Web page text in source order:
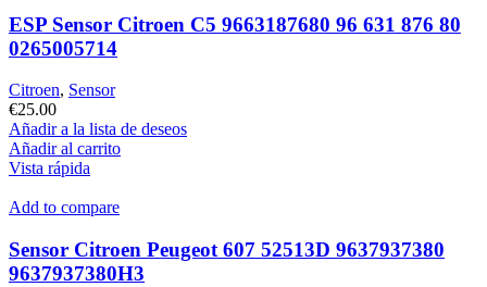
ESP Sensor Citroen C5 9663187680 96 631 876 80
0265005714
Citroen, Sensor
€25.00
Añadir a la lista de deseos
Añadir al carrito
Vista rápida
Add to compare
Sensor Citroen Peugeot 607 52513D 9637937380
9637937380H3